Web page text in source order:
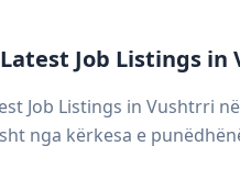
Job Listings in
Job Listings in Vushtrri
nga kërkesa e